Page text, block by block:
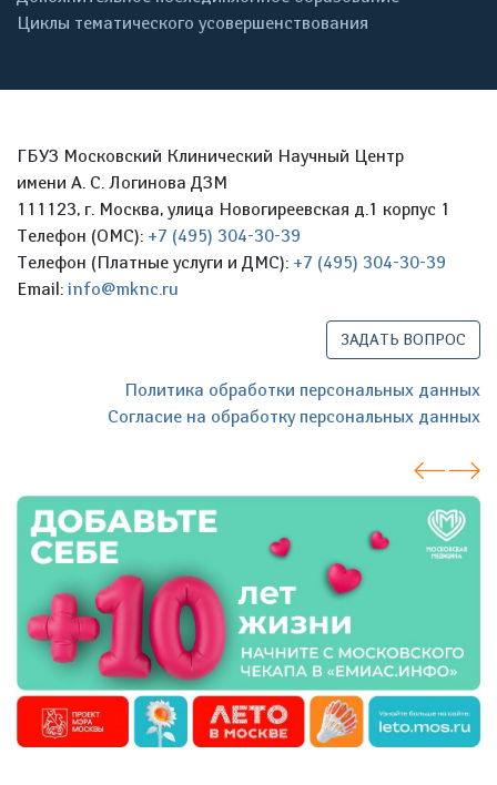
Циклы тематического усовершенствования
ГБУЗ Московский Клинический Научный Центр
имени А. С. Логинова ДЗМ
111123, г. Москва, улица Новогиреевская д.1 корпус 1
Телефон (ОМС): +7 (495) 304-30-39
Телефон (Платные услуги и ДМС): +7 (495) 304-30-39
Email: info@mknc.ru
ЗАДАТЬ ВОПРОС
Политика обработки персональных данных
Согласие на обработку персональных данных